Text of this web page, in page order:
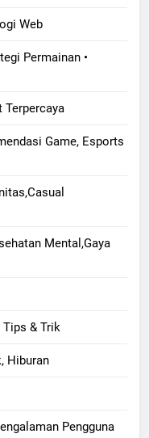
Web
Permainan •
Terpercaya
Game, Esports
Mental,Gaya
Tips & Trik
Hiburan
Pengguna